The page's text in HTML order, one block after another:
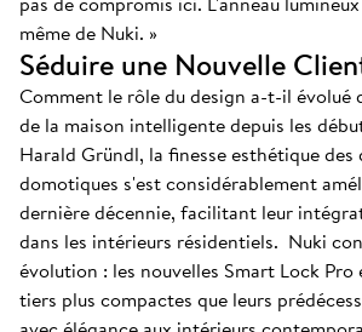
même de Nuki. »
Séduire une Nouvelle
Comment le rôle du design a-t-il évolué
de la maison intelligente depuis les
Harald Gründl, la finesse esthétique
domotiques s'est considérablement
dernière décennie, facilitant leur
dans les intérieurs résidentiels. Nuki
évolution : les nouvelles Smart Lock
tiers plus compactes que leurs